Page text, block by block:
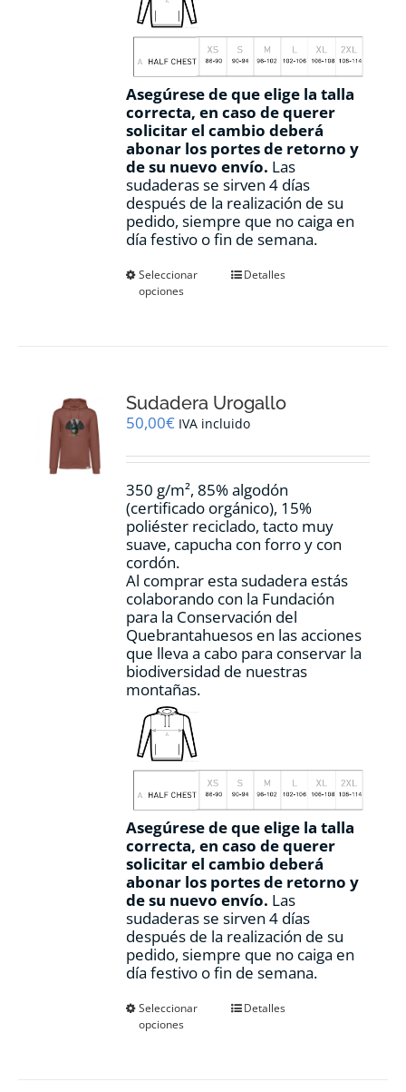
Asegúrese de que elige la talla
correcta, en caso de querer
solicitar el cambio deberá
abonar los portes de retorno y
de su nuevo envío. Las
sudaderas se sirven 4 días
después de la realización de su
pedido, siempre que no caiga en
día festivo o fin de semana.
Seleccionar
opciones
Este
se
pueden
en
página
de
producto
Detalles
Sudadera Urogallo
50,00€ IVA incluido
350 g/m², 85% algodón
(certificado orgánico), 15%
poliéster reciclado, tacto muy
suave, capucha con forro y con
cordón.
Al comprar esta sudadera estás
colaborando con la Fundación
para la Conservación del
Quebrantahuesos en las acciones
que lleva a cabo para conservar la
biodiversidad de nuestras
montañas.
Asegúrese de que elige la talla
correcta, en caso de querer
solicitar el cambio deberá
abonar los portes de retorno y
de su nuevo envío. Las
sudaderas se sirven 4 días
después de la realización de su
pedido, siempre que no caiga en
día festivo o fin de semana.
Seleccionar
opciones
EsteDetalles